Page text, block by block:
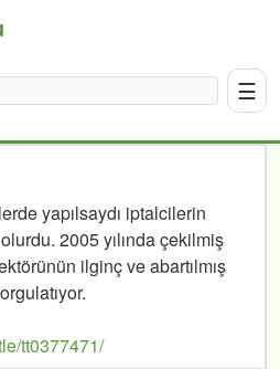
☰
yapılsaydı iptalcilerin
2005 yılında çekilmiş
ilginç ve abartılmış
tt0377471/